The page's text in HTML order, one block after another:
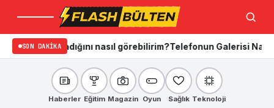
Menü Ara
SON DAKIKAnasıl görebilirim?Telefonun Galerisi Nasıl
Haberler Eğitim Magazin Oyun Sağlık Teknoloji